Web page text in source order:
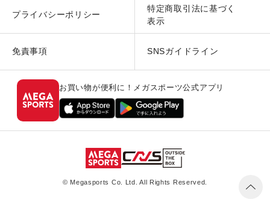
プライバシーポリシー
特定商取引法に基づく
表示
免責事項 SNSガイドライン
お買い物が便利に！メガスポーツ公式アプリ
© Megasports Co. Ltd. All Rights Reserved.